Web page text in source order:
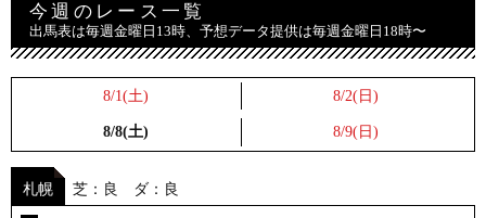
今週のレース一覧
出馬表は毎週金曜日13時、予想データ提供は毎週金曜日18時〜
8/1(土) 8/2(日)
8/8(土) 8/9(日)
札幌 芝：良 ダ：良